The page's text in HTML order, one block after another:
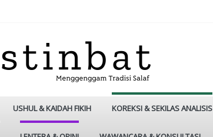
USHUL & KAIDAH FIKIH KOREKSI & SEKILAS ANALISIS